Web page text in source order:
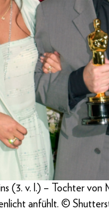
(3. v. l.) – Tochter von
anfühlt. ©